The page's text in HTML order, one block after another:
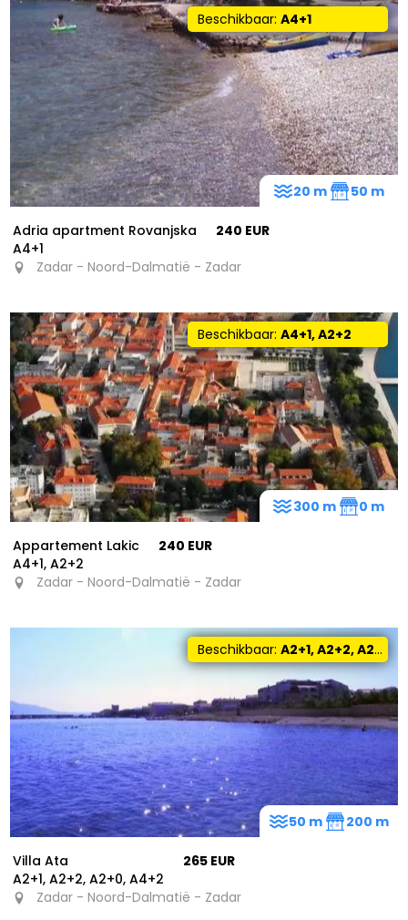
Beschikbaar:A4+1
Adria apartment Rovanjska
A4+1
240 EUR
Zadar - Noord-Dalmatië - Zadar
20 m 50 m
Beschikbaar:A4+1, A2+2
Appartement Lakic
A4+1, A2+2
240 EUR
Zadar - Noord-Dalmatië - Zadar
300 m 0 m
Beschikbaar:A2+1, A2+2, A2+0, A4+2
Villa Ata
A2+1, A2+2, A2+0, A4+2
265 EUR
Zadar - Noord-Dalmatië - Zadar
50 m 200 m